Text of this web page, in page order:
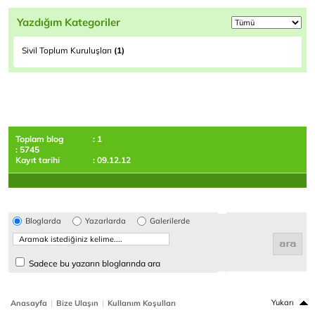
Yazdığım Kategoriler
Sivil Toplum Kuruluşları (1)
Toplam blog
: 1
: 5745
Kayıt tarihi
: 09.12.12
Bloglarda Yazarlarda Galerilerde
Sadece bu yazarın bloglarında ara
Anasayfa | Bize Ulaşın | Kullanım Koşulları Yukarı